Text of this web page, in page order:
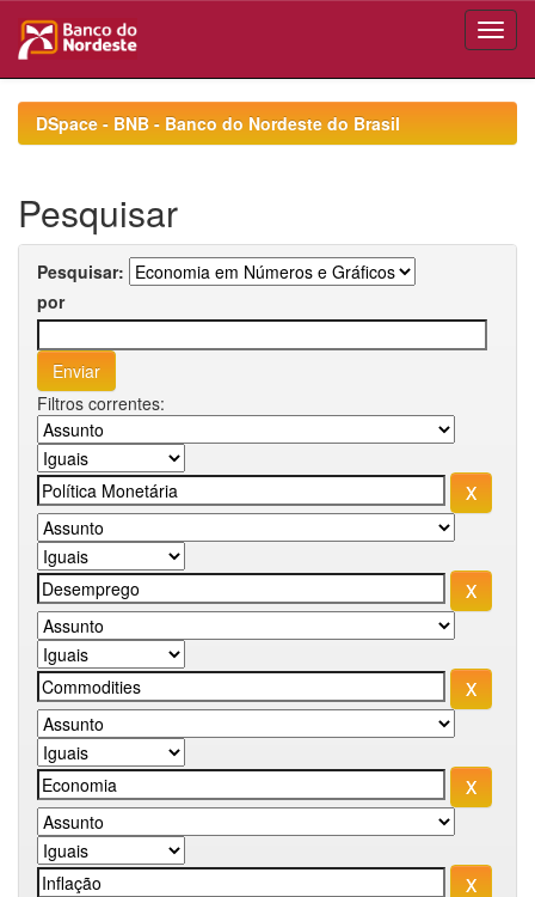
navigationDSpace - BNB - Banco do Nordeste do Brasil
Pesquisar
Pesquisar:
por
Filtros correntes: